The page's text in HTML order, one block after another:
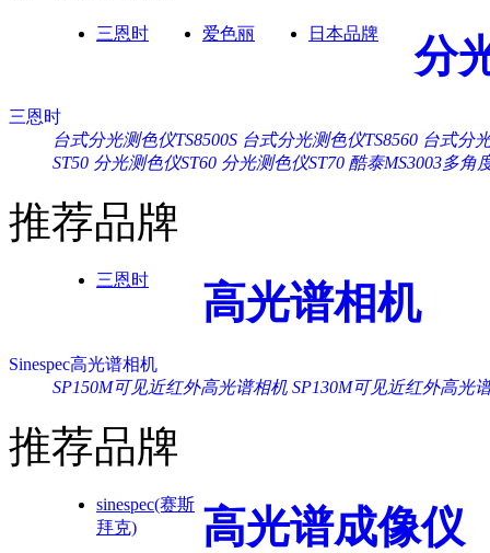
三恩时 爱色丽 日本品牌 分
三恩时
台式分光测色仪TS8500S 台式分光测色仪TS8560 台式分
ST50 分光测色仪ST60 分光测色仪ST70 酷泰MS3003多角
推荐品牌
三恩时 高光谱相机
Sinespec高光谱相机
SP150M可见近红外高光谱相机 SP130M可见近红外高光
推荐品牌
sinespec(赛斯
拜克)
高光谱成像仪